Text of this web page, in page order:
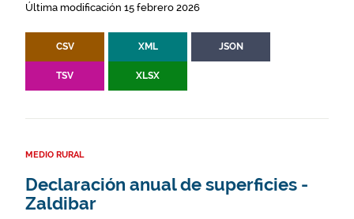
Última modificación 15 febrero 2026
CSV XML JSON
TSV XLSX
MEDIO RURAL
Declaración anual de superficies -
Zaldibar